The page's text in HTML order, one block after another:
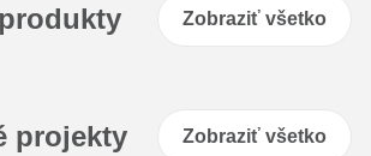
Zobraziť všetko
projekty Zobraziť všetko